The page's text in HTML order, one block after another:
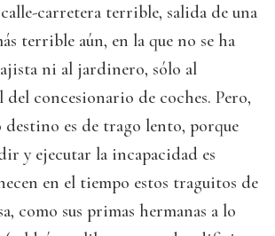
carretera terrible, salida de una
terrible aún, en la que no se ha
ni al jardinero, sólo al
concesionario de coches. Pero,
es de trago lento, porque
y ejecutar la incapacidad es
en el tiempo estos traguitos de
como sus primas hermanas a lo